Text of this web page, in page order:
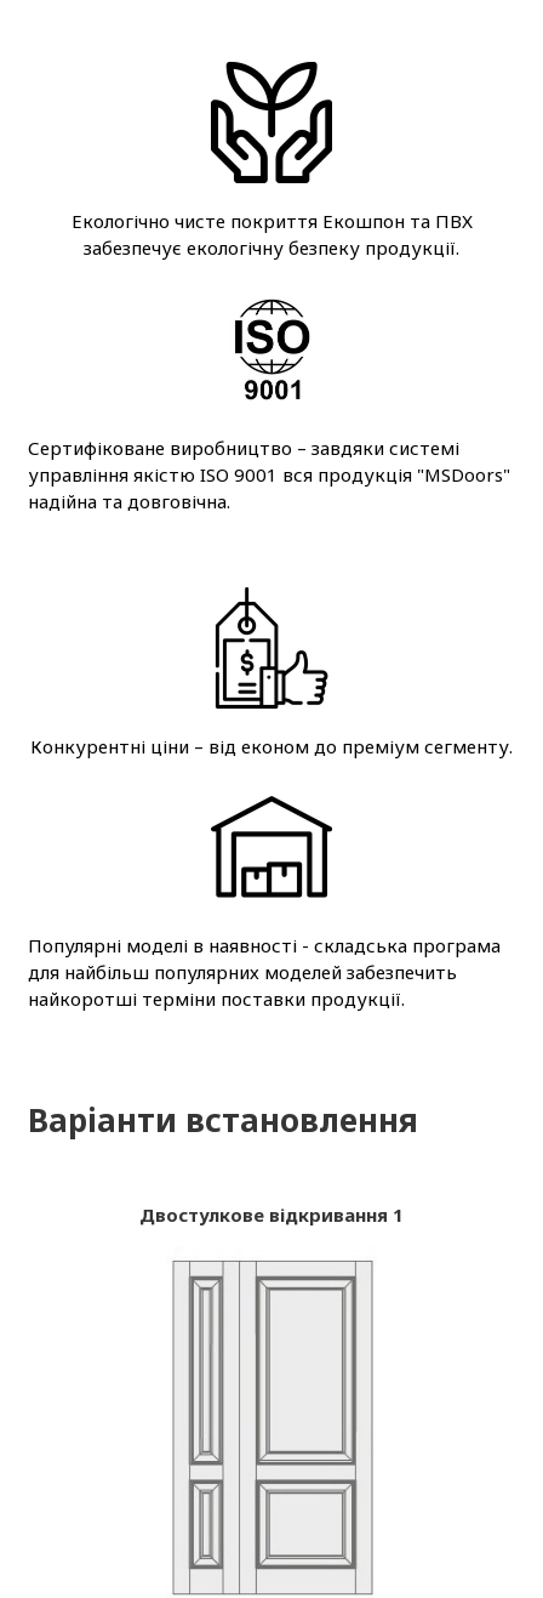
Екологічно чисте покриття Екошпон та ПВХ
забезпечує екологічну безпеку продукції.
Сертифіковане виробництво – завдяки системі
управління якістю ISO 9001 вся продукція "MSDoors"
надійна та довговічна.
Конкурентні ціни – від економ до преміум сегменту.
Популярні моделі в наявності - складська програма
для найбільш популярних моделей забезпечить
найкоротші терміни поставки продукції.
Варіанти встановлення
Двостулкове відкривання 1